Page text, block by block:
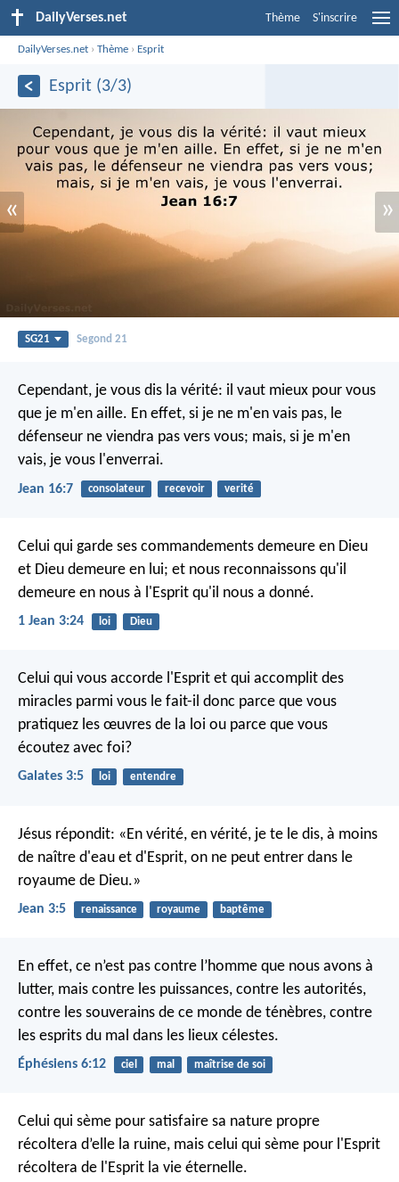
DailyVerses.net Thème S'inscrire
DailyVerses.net ›Thème › Esprit
Esprit (3/3)
« »
SG21 Segond 21
Cependant, je vous dis la vérité: il vaut mieux pour vous
que je m'en aille. En effet, si je ne m'en vais pas, le
défenseur ne viendra pas vers vous; mais, si je m'en
vais, je vous l'enverrai.
Jean 16:7 consolateur recevoir verité
Celui qui garde ses commandements demeure en Dieu
et Dieu demeure en lui; et nous reconnaissons qu'il
demeure en nous à l'Esprit qu'il nous a donné.
1 Jean 3:24 loi Dieu
Celui qui vous accorde l'Esprit et qui accomplit des
miracles parmi vous le fait-il donc parce que vous
pratiquez les œuvres de la loi ou parce que vous
écoutez avec foi?
Galates 3:5 loi entendre
Jésus répondit: «En vérité, en vérité, je te le dis, à moins
de naître d'eau et d'Esprit, on ne peut entrer dans le
royaume de Dieu.»
Jean 3:5 renaissance royaume baptême
En effet, ce n’est pas contre l’homme que nous avons à
lutter, mais contre les puissances, contre les autorités,
contre les souverains de ce monde de ténèbres, contre
les esprits du mal dans les lieux célestes.
Éphésiens 6:12 ciel mal maîtrise de soi
Celui qui sème pour satisfaire sa nature propre
récoltera d’elle la ruine, mais celui qui sème pour l'Esprit
récoltera de l'Esprit la vie éternelle.